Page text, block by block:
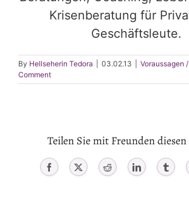
Krisenberatung für
Geschäftsleute.
By Hellseherin Tedora 03.02.13 Voraussagen
Comment
Teilen Sie mit Freunden
Facebook X Reddit LinkedIn